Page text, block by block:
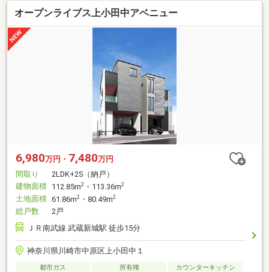
オープンライブス上小田中アベニュー
6,980万円・ 7,480万円
間取り
2LDK+2S（納戸）
建物面積 112.85m2 ・113.36m2
土地面積 61.86m2 ・80.49m2
総戸数
2戸
ＪＲ南武線 武蔵新城駅 徒歩15分
神奈川県川崎市中原区上小田中１
都市ガス 所有権 カウンターキッチン